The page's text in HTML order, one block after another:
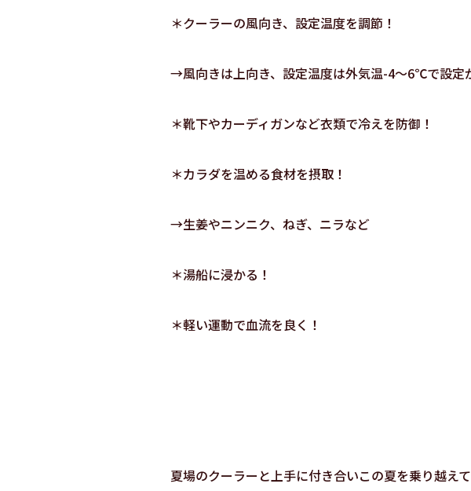
＊クーラーの風向き、設定温度を調節！
→風向きは上向き、設定温度は外気温-4～6℃で設定
＊靴下やカーディガンなど衣類で冷えを防御！
＊カラダを温める食材を摂取！
→生姜やニンニク、ねぎ、ニラなど
＊湯船に浸かる！
＊軽い運動で血流を良く！
夏場のクーラーと上手に付き合いこの夏を乗り越え